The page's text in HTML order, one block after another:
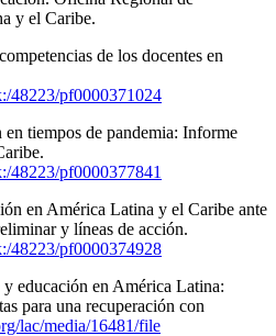
y el Caribe.
de los docentes en
48223/pf0000371024
tiempos de pandemia: Informe
48223/pf0000377841
en América Latina y el Caribe ante
y líneas de acción.
48223/pf0000374928
educación en América Latina:
para una recuperación con
lac/media/16481/file